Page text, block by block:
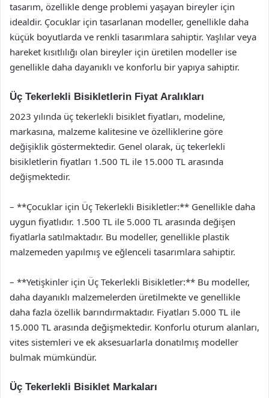
tasarım, özellikle denge problemi yaşayan bireyler için
idealdir. Çocuklar için tasarlanan modeller, genellikle daha
küçük boyutlarda ve renkli tasarımlara sahiptir. Yaşlılar veya
hareket kısıtlılığı olan bireyler için üretilen modeller ise
genellikle daha dayanıklı ve konforlu bir yapıya sahiptir.
Üç Tekerlekli Bisikletlerin Fiyat Aralıkları
2023 yılında üç tekerlekli bisiklet fiyatları, modeline,
markasına, malzeme kalitesine ve özelliklerine göre
değişiklik göstermektedir. Genel olarak, üç tekerlekli
bisikletlerin fiyatları 1.500 TL ile 15.000 TL arasında
değişmektedir.
– **Çocuklar için Üç Tekerlekli Bisikletler:** Genellikle daha
uygun fiyatlıdır. 1.500 TL ile 5.000 TL arasında değişen
fiyatlarla satılmaktadır. Bu modeller, genellikle plastik
malzemeden yapılmış ve eğlenceli tasarımlara sahiptir.
– **Yetişkinler için Üç Tekerlekli Bisikletler:** Bu modeller,
daha dayanıklı malzemelerden üretilmekte ve genellikle
daha fazla özellik barındırmaktadır. Fiyatları 5.000 TL ile
15.000 TL arasında değişmektedir. Konforlu oturum alanları,
vites sistemleri ve ek aksesuarlarla donatılmış modeller
bulmak mümkündür.
Üç Tekerlekli Bisiklet Markaları